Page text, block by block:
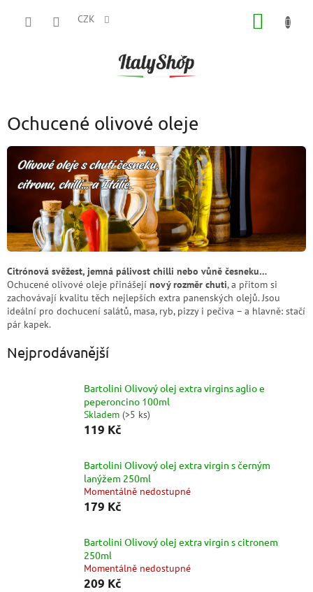
CZK
Ochucené olivové oleje
Citrónová svěžest, jemná pálivost chilli nebo vůně česneku…
Ochucené olivové oleje přinášejí nový rozměr chuti, a přitom si
zachovávají kvalitu těch nejlepších extra panenských olejů. Jsou
ideální pro dochucení salátů, masa, ryb, pizzy i pečiva – a hlavně: stačí
pár kapek.
Nejprodávanější
Bartolini Olivový olej extra virgins aglio e
peperoncino 100ml
Skladem (>5 ks)
119 Kč
Bartolini Olivový olej extra virgin s černým
lanýžem 250ml
Momentálně nedostupné
179 Kč
Bartolini Olivový olej extra virgin s citronem
250ml
Momentálně nedostupné
209 Kč